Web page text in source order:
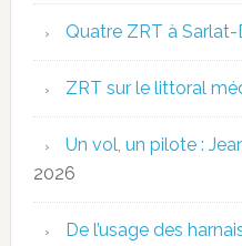
Quatre ZRT à
ZRT sur le littoral
Un vol, un pilote :
2026
De l’usage des